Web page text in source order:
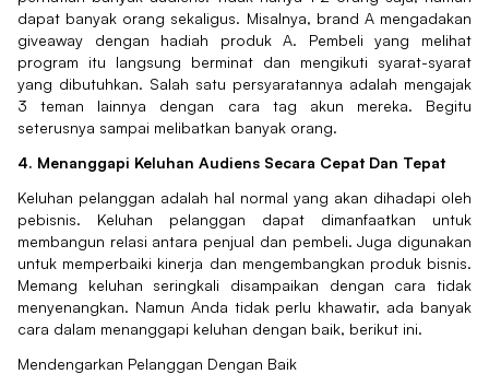
dapat banyak orang sekaligus. Misalnya, brand A mengadakan
giveaway dengan hadiah produk A. Pembeli yang melihat
program itu langsung berminat dan mengikuti syarat-syarat
yang dibutuhkan. Salah satu persyaratannya adalah mengajak
3 teman lainnya dengan cara tag akun mereka. Begitu
seterusnya sampai melibatkan banyak orang.
4. Menanggapi Keluhan Audiens Secara Cepat Dan Tepat
Keluhan pelanggan adalah hal normal yang akan dihadapi oleh
pebisnis. Keluhan pelanggan dapat dimanfaatkan untuk
membangun relasi antara penjual dan pembeli. Juga digunakan
untuk memperbaiki kinerja dan mengembangkan produk bisnis.
Memang keluhan seringkali disampaikan dengan cara tidak
menyenangkan. Namun Anda tidak perlu khawatir, ada banyak
cara dalam menanggapi keluhan dengan baik, berikut ini.
Mendengarkan Pelanggan Dengan Baik